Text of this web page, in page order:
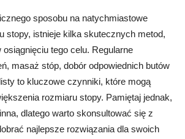
sposobu na natychmiastowe
stopy, istnieje kilka skutecznych metod,
tego celu. Regularne
masaż stóp, dobór odpowiednich butów
to kluczowe czynniki, które mogą
rozmiaru stopy. Pamiętaj jednak,
dlatego warto skonsultować się z
najlepsze rozwiązania dla swoich